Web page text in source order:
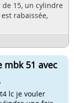
15, un cylindre
rabaissée,
mbk 51 avec
lc je vouler